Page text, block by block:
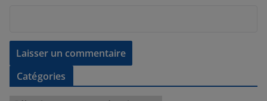
Catégories